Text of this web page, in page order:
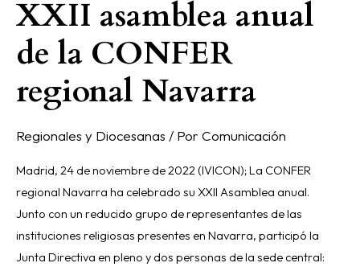
XXII asamblea anual
de la CONFER
regional Navarra
Regionales y Diocesanas / Por Comunicación
Madrid, 24 de noviembre de 2022 (IVICON); La CONFER
regional Navarra ha celebrado su XXII Asamblea anual.
Junto con un reducido grupo de representantes de las
instituciones religiosas presentes en Navarra, participó la
Junta Directiva en pleno y dos personas de la sede central: